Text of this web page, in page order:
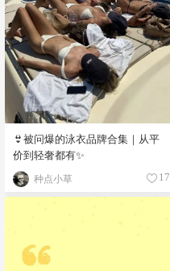
👙被问爆的泳衣品牌合集｜从平
价到轻奢都有✨
种点小草 17